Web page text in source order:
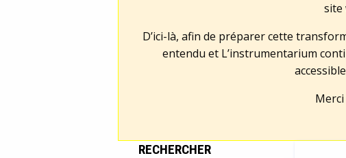
site
D’ici-là, afin de préparer cette
entendu et L’instrumentarium
RECHERCHER